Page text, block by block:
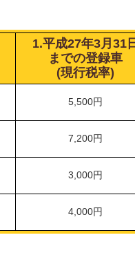
1.平成27年3月31
までの登録車
(現行税率)
5,500円
7,200円
3,000円
4,000円